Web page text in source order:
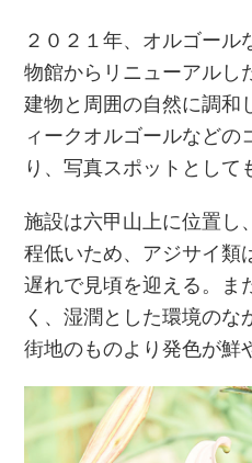
２０２１年、オルゴー
物館からリニューアルし
建物と周囲の自然に調和
ィークオルゴールなどの
り、写真スポットとして
施設は六甲山上に位置し
程低いため、アジサイ類
遅れで見頃を迎える。ま
く、湿潤とした環境の
街地のものより発色が鮮